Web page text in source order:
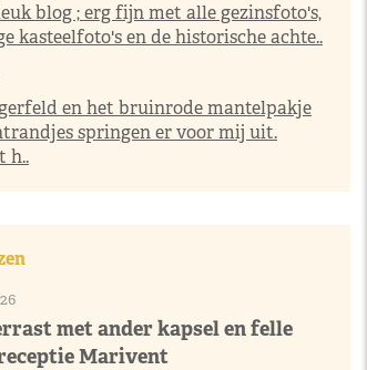
blog ; erg fijn met alle gezinsfoto's,
kasteelfoto's en de historische achte..
en het bruinrode mantelpakje
springen er voor mij uit.
h..
met ander kapsel en felle
Marivent